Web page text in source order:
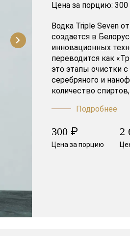
Цена за порцию:
Водка Triple Seven
создается в
инновационных
переводится как
это этапы очистки
серебряного и
количество
Подробнее
300 ₽
Цена за порцию
2